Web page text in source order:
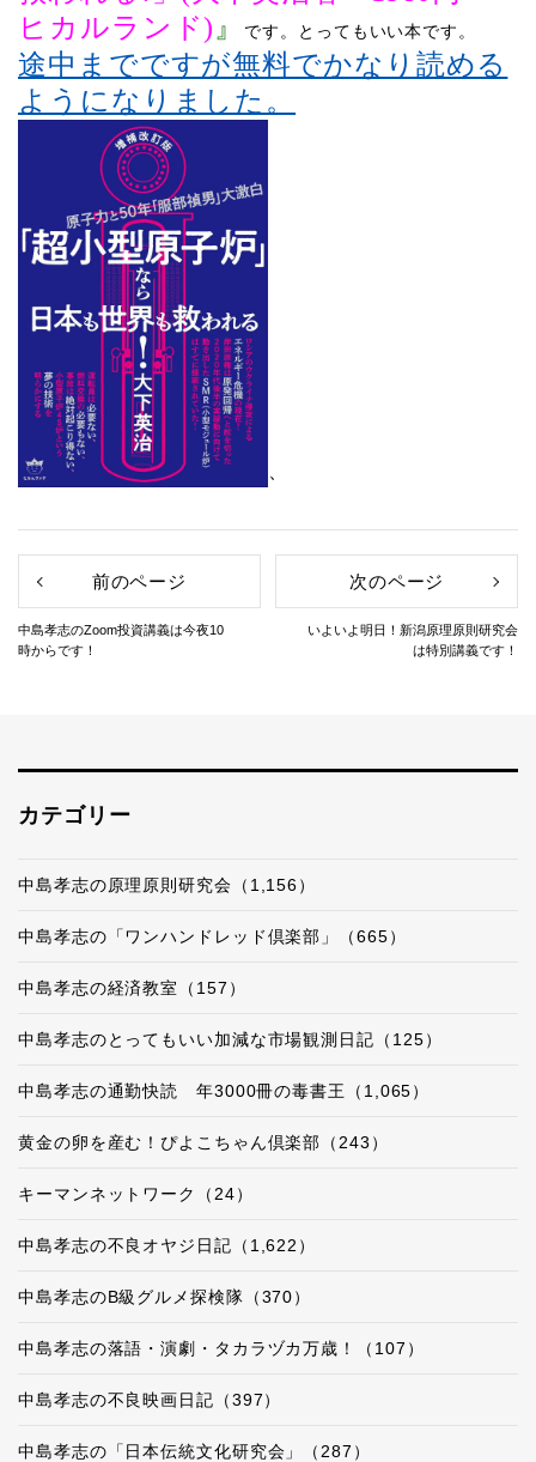
ヒカルランド) 』 です。 とってもいい本です。
途中までですが無料でかなり読める
ようになりました。
前のページ
中島孝志のZoom投資講義は今夜10
時からです！
次のページ
いよいよ明日！新潟原理原則研究会
は特別講義です！
カテゴリー
中島孝志の原理原則研究会（1,156）
中島孝志の「ワンハンドレッド倶楽部」（665）
中島孝志の経済教室（157）
中島孝志のとってもいい加減な市場観測日記（125）
中島孝志の通勤快読 年3000冊の毒書王（1,065）
黄金の卵を産む！ぴよこちゃん倶楽部（243）
キーマンネットワーク（24）
中島孝志の不良オヤジ日記（1,622）
中島孝志のB級グルメ探検隊（370）
中島孝志の落語・演劇・タカラヅカ万歳！（107）
中島孝志の不良映画日記（397）
中島孝志の「日本伝統文化研究会」（287）